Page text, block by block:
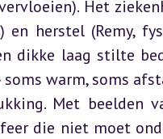
Het
en herstel (Remy,
dikke laag stilte
warm, soms
Met beelden
die niet moet